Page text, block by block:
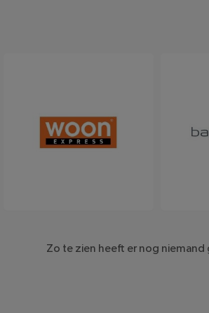
Zo te zien heeft er nog niemand